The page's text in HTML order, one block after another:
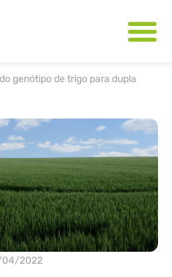
genótipo de trigo para dupla
04/2022